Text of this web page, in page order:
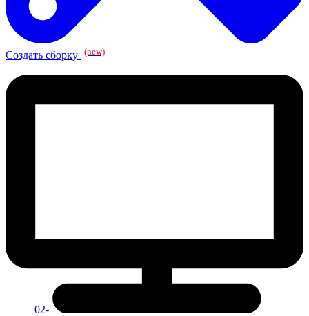
Создать сборку (new)
02-